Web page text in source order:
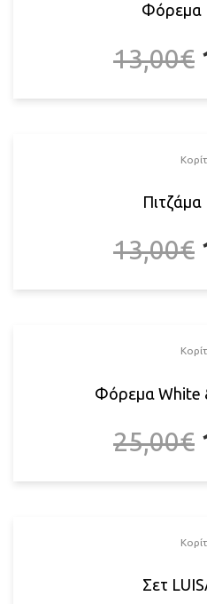
Φόρεμα
13,00€
Πιτζάμα
13,00€
Φόρεμα White
25,00€
Σετ